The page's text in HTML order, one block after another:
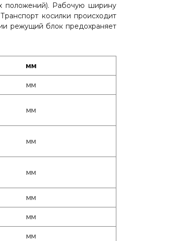
положений). Рабочую ширину
косилки происходит
режущий блок предохраняет
мм
мм
мм
мм
мм
мм
мм
мм